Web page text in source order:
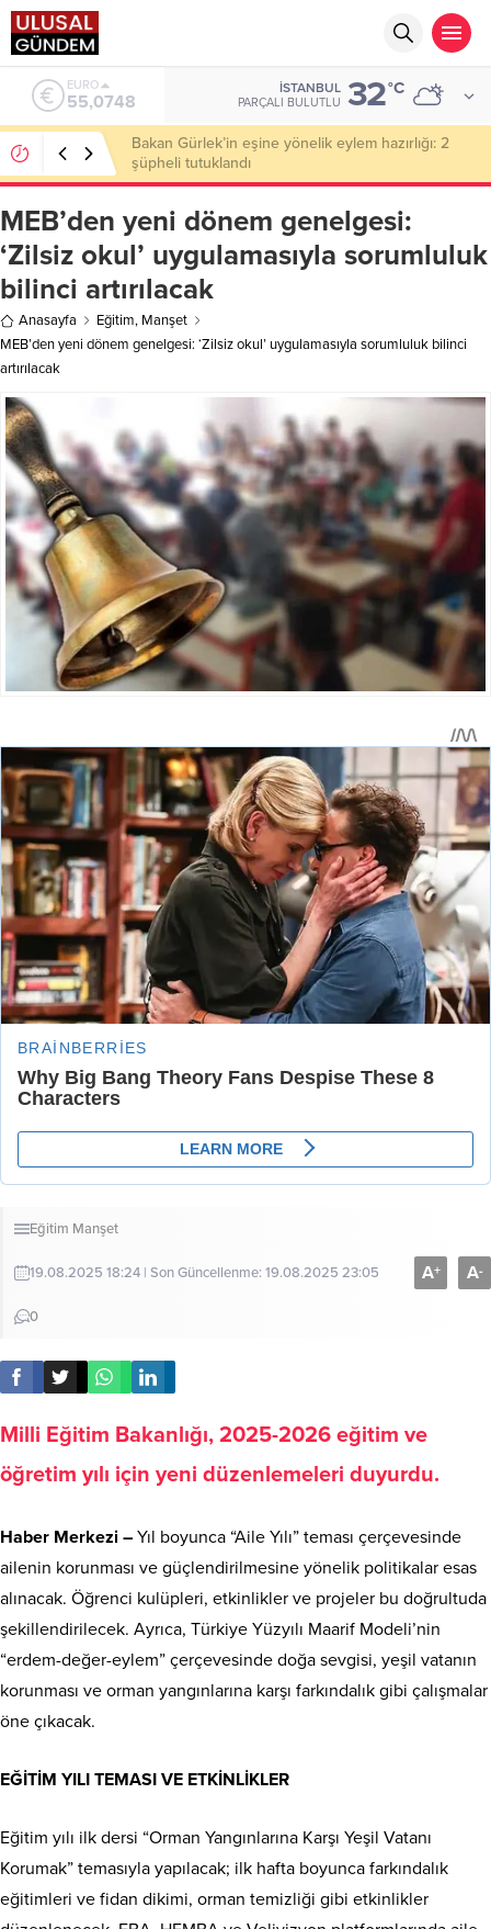
ALTIN
6.623,43
İSTANBUL
PARÇALI BULUTLU 32°C
Ahbap Derneği’nde milyonluk vurgun iddiası: Haluk
Levent ve Ekibine gözaltı
MEB’den yeni dönem genelgesi:
‘Zilsiz okul’ uygulamasıyla sorumluluk
bilinci artırılacak
Anasayfa Eğitim, Manşet
MEB’den yeni dönem genelgesi: ‘Zilsiz okul’ uygulamasıyla sorumluluk bilinci
artırılacak
Eğitim Manşet
19.08.2025 18:24 | Son Güncellenme: 19.08.2025 23:05
0
A+ A-
Milli Eğitim Bakanlığı, 2025-2026 eğitim ve
öğretim yılı için yeni düzenlemeleri duyurdu.
Haber Merkezi – Yıl boyunca “Aile Yılı” teması çerçevesinde
ailenin korunması ve güçlendirilmesine yönelik politikalar esas
alınacak. Öğrenci kulüpleri, etkinlikler ve projeler bu doğrultuda
şekillendirilecek. Ayrıca, Türkiye Yüzyılı Maarif Modeli’nin
“erdem-değer-eylem” çerçevesinde doğa sevgisi, yeşil vatanın
korunması ve orman yangınlarına karşı farkındalık gibi çalışmalar
öne çıkacak.
EĞİTİM YILI TEMASI VE ETKİNLİKLER
Eğitim yılı ilk dersi “Orman Yangınlarına Karşı Yeşil Vatanı
Korumak” temasıyla yapılacak; ilk hafta boyunca farkındalık
eğitimleri ve fidan dikimi, orman temizliği gibi etkinlikler